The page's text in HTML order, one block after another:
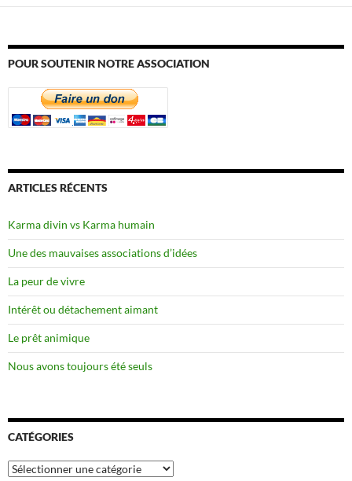
POUR SOUTENIR NOTRE ASSOCIATION
ARTICLES RÉCENTS
Karma divin vs Karma humain
Une des mauvaises associations d’idées
La peur de vivre
Intérêt ou détachement aimant
Le prêt animique
Nous avons toujours été seuls
CATÉGORIES
Catégories